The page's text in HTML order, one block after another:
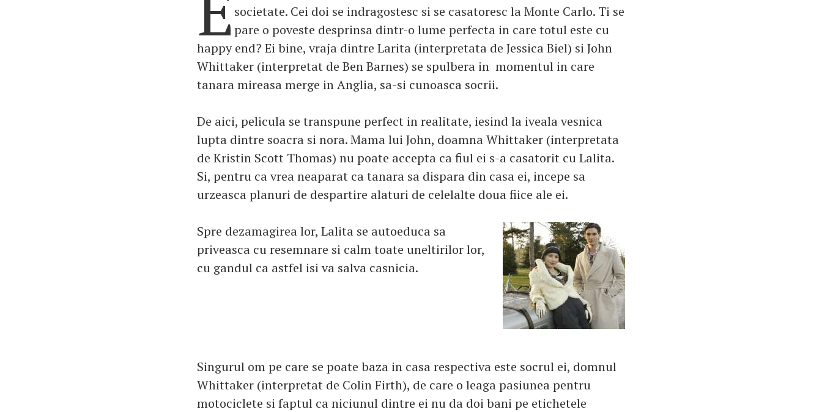
societate. Cei doi se indragostesc si se casatoresc la Monte Carlo. Ti se
pare o poveste desprinsa dintr-o lume perfecta in care totul este cu
happy end? Ei bine, vraja dintre Larita (interpretata de Jessica Biel) si John
Whittaker (interpretat de Ben Barnes) se spulbera in momentul in care
tanara mireasa merge in Anglia, sa-si cunoasca socrii.
De aici, pelicula se transpune perfect in realitate, iesind la iveala vesnica
lupta dintre soacra si nora. Mama lui John, doamna Whittaker (interpretata
de Kristin Scott Thomas) nu poate accepta ca fiul ei s-a casatorit cu Lalita.
Si, pentru ca vrea neaparat ca tanara sa dispara din casa ei, incepe sa
urzeasca planuri de despartire alaturi de celelalte doua fiice ale ei.
Spre dezamagirea lor, Lalita se autoeduca sa
priveasca cu resemnare si calm toate uneltirilor lor,
cu gandul ca astfel isi va salva casnicia.
Singurul om pe care se poate baza in casa respectiva este socrul ei, domnul
Whittaker (interpretat de Colin Firth), de care o leaga pasiunea pentru
motociclete si faptul ca niciunul dintre ei nu da doi bani pe etichetele